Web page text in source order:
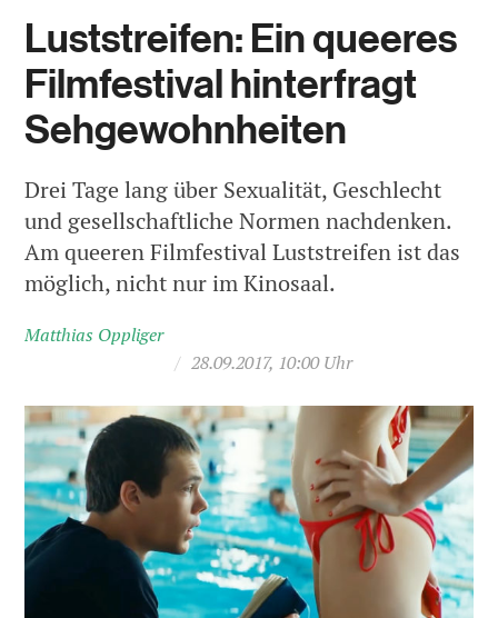
Luststreifen: Ein queeres
Filmfestival hinterfragt
Sehgewohnheiten
Drei Tage lang über Sexualität, Geschlecht
und gesellschaftliche Normen nachdenken.
Am queeren Filmfestival Luststreifen ist das
möglich, nicht nur im Kinosaal.
Matthias Oppliger
/ 28.09.2017, 10:00 Uhr